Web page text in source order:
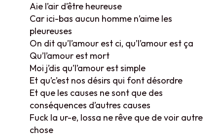
Aie l’air d’être heureuse
Car ici-bas aucun homme n’aime les
pleureuses
On dit qu’l’amour est ci, qu’l’amour est ça
Qu’l’amour est mort
Moi j’dis qu’l’amour est simple
Et qu’c’est nos désirs qui font désordre
Et que les causes ne sont que des
conséquences d’autres causes
Fuck la ur-e, lossa ne rêve que de voir autre
chose